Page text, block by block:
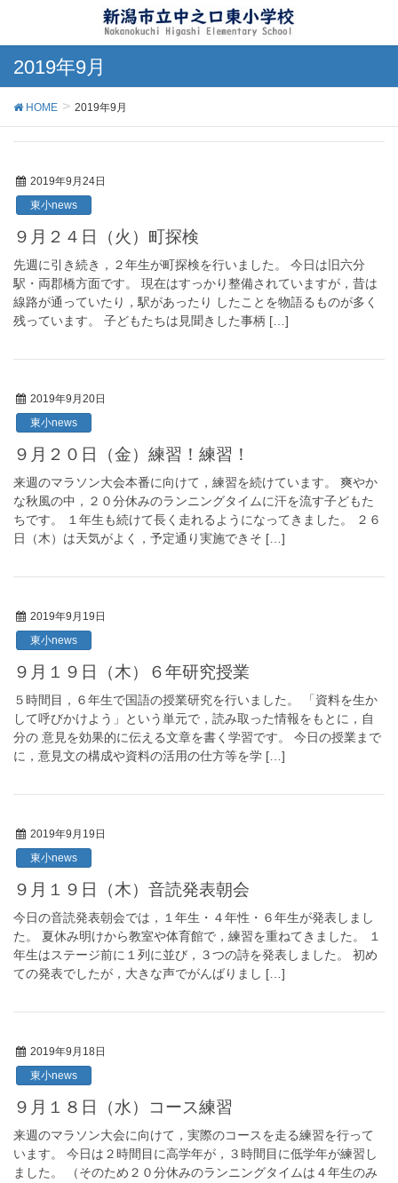
2019年9月
HOME 2019年9月
2019年9月24日
東小news
９月２４日（火）町探検
先週に引き続き，２年生が町探検を行いました。 今日は旧六分
駅・両郡橋方面です。 現在はすっかり整備されていますが，昔は
線路が通っていたり，駅があったり したことを物語るものが多く
残っています。 子どもたちは見聞きした事柄 […]
2019年9月20日
東小news
９月２０日（金）練習！練習！
来週のマラソン大会本番に向けて，練習を続けています。 爽やか
な秋風の中，２０分休みのランニングタイムに汗を流す子どもた
ちです。 １年生も続けて長く走れるようになってきました。 ２６
日（木）は天気がよく，予定通り実施できそ […]
2019年9月19日
東小news
９月１９日（木）６年研究授業
５時間目，６年生で国語の授業研究を行いました。 「資料を生か
して呼びかけよう」という単元で，読み取った情報をもとに，自
分の 意見を効果的に伝える文章を書く学習です。 今日の授業まで
に，意見文の構成や資料の活用の仕方等を学 […]
2019年9月19日
東小news
９月１９日（木）音読発表朝会
今日の音読発表朝会では，１年生・４年性・６年生が発表しまし
た。 夏休み明けから教室や体育館で，練習を重ねてきました。 １
年生はステージ前に１列に並び，３つの詩を発表しました。 初め
ての発表でしたが，大きな声でがんばりまし […]
2019年9月18日
東小news
９月１８日（水）コース練習
来週のマラソン大会に向けて，実際のコースを走る練習を行って
います。 今日は２時間目に高学年が，３時間目に低学年が練習し
ました。 （そのため２０分休みのランニングタイムは４年生のみ